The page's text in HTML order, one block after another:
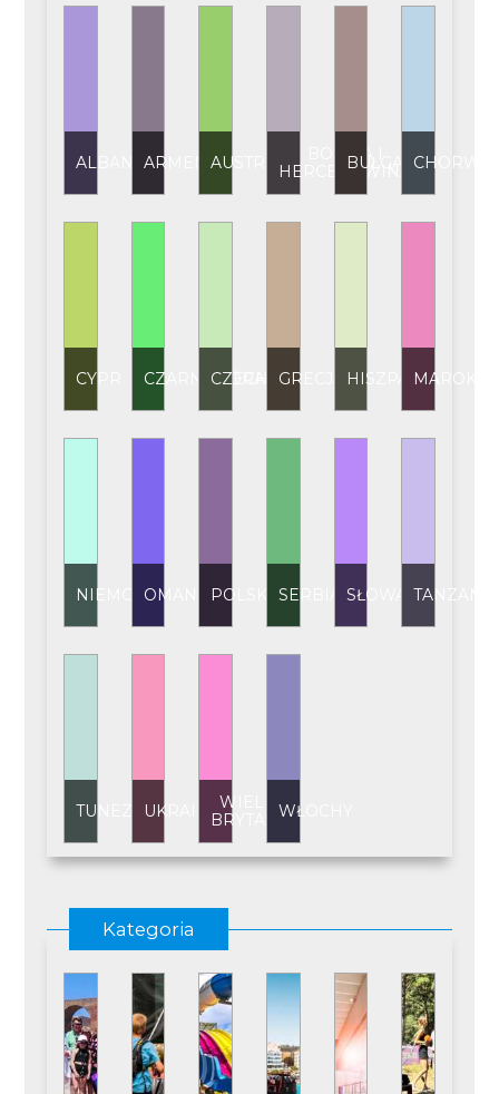
ALBANIAARMENIAAUSTRIA
BOŚNIA I
HERCEGOWINA
BUŁGARIA
CYPR CZARNOGÓRA
CZECHY GRECJA HISZPANIAMAROKO
NIEMCY OMAN POLSKASERBIA SŁOWACJATANZANIA
TUNEZJAUKRAINAWIELKA
BRYTANIAWŁOCHY
Kategoria